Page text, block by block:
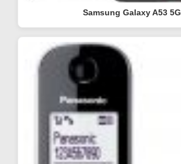
Samsung Galaxy A53 5G